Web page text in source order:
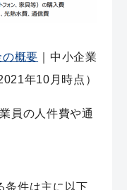
概要 ｜中小企業
年10月時点）
員の人件費や通
条件は主に以下